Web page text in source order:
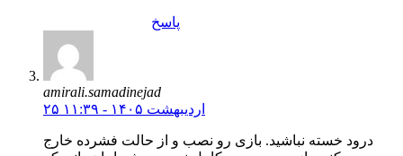
پاسخ
amirali.samadinejad
۲۵ اردیبهشت ۱۴۰۵ - ۱۱:۳۹
درود خسته نباشید. بازی رو نصب و از حالت فشرده خارج